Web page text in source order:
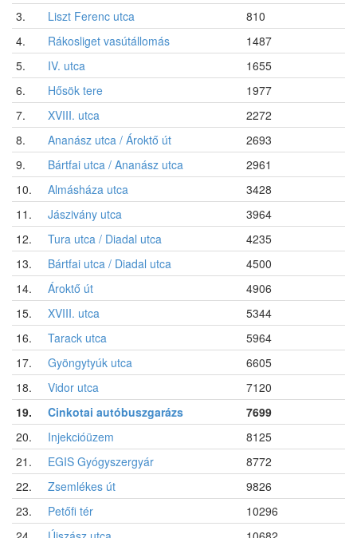
3.
Liszt Ferenc utca
810
4.
Rákosliget vasútállomás
1487
5.
IV. utca
1655
6.
Hősök tere
1977
7.
XVIII. utca
2272
8.
Ananász utca / Ároktő út
2693
9.
Bártfai utca / Ananász utca
2961
10.
Almásháza utca
3428
11.
Jászivány utca
3964
12.
Tura utca / Diadal utca
4235
13.
Bártfai utca / Diadal utca
4500
14.
Ároktő út
4906
15.
XVIII. utca
5344
16.
Tarack utca
5964
17.
Gyöngytyúk utca
6605
18.
Vidor utca
7120
19.
Cinkotai autóbuszgarázs
7699
20.
Injekcióüzem
8125
21.
EGIS Gyógyszergyár
8772
22.
Zsemlékes út
9826
23.
Petőfi tér
10296